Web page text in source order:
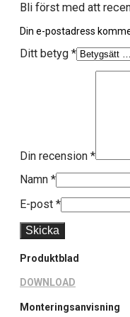
Bli först med att
Din e-postadress
Ditt betyg *
Din recension *
Namn *
E-post *
Produktblad
DOWNLOAD
Monteringsanvisning